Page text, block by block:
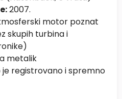
2007.
motor poznat
skupih turbina i
metalik
je registrovano i spremno